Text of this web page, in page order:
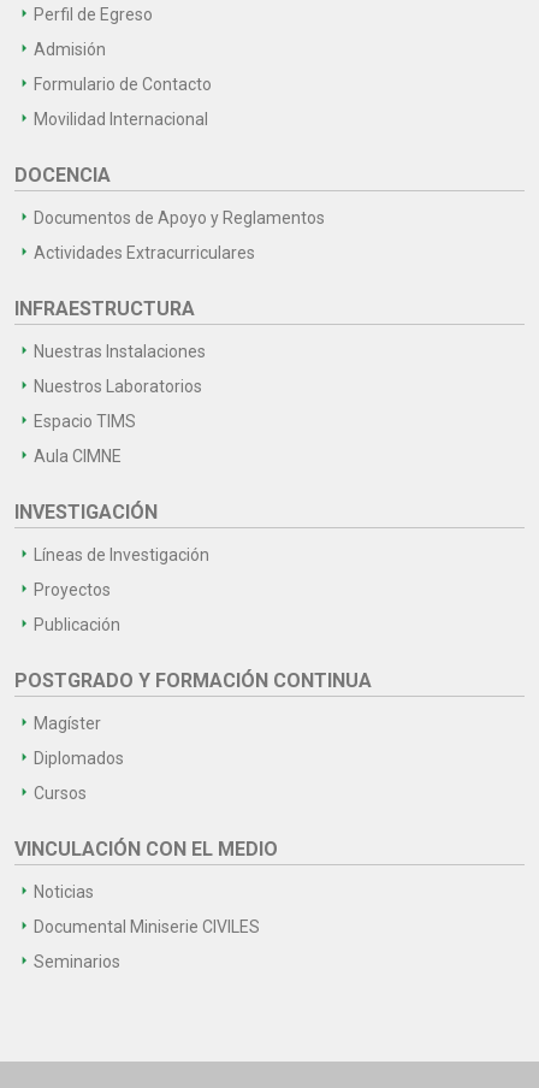
Perfil de Egreso
Admisión
Formulario de Contacto
Movilidad Internacional
DOCENCIA
Documentos de Apoyo y Reglamentos
Actividades Extracurriculares
INFRAESTRUCTURA
Nuestras Instalaciones
Nuestros Laboratorios
Espacio TIMS
Aula CIMNE
INVESTIGACIÓN
Líneas de Investigación
Proyectos
Publicación
POSTGRADO Y FORMACIÓN CONTINUA
Magíster
Diplomados
Cursos
VINCULACIÓN CON EL MEDIO
Noticias
Documental Miniserie CIVILES
Seminarios